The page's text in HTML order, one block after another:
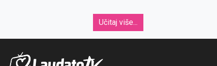
Učitaj više...